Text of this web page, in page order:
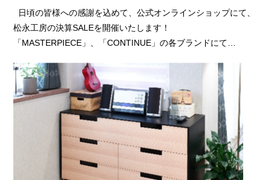
日頃の皆様への感謝を込めて、公式オンラインショップにて、
松永工房の決算SALEを開催いたします！
「MASTERPIECE」、「CONTINUE」の各ブランドにて…